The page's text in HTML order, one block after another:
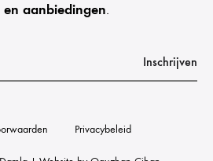
en aanbiedingen.
Privacybeleid